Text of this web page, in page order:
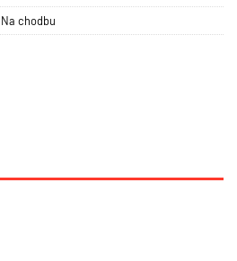
Na chodbu